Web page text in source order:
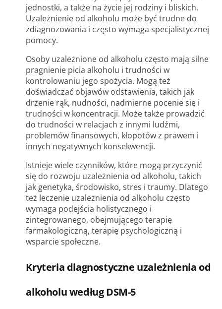
jednostki, a także na życie jej rodziny i bliskich.
Uzależnienie od alkoholu może być trudne do
zdiagnozowania i często wymaga specjalistycznej
pomocy.
Osoby uzależnione od alkoholu często mają silne
pragnienie picia alkoholu i trudności w
kontrolowaniu jego spożycia. Mogą też
doświadczać objawów odstawienia, takich jak
drżenie rąk, nudności, nadmierne pocenie się i
trudności w koncentracji. Może także prowadzić
do trudności w relacjach z innymi ludźmi,
problemów finansowych, kłopotów z prawem i
innych negatywnych konsekwencji.
Istnieje wiele czynników, które mogą przyczynić
się do rozwoju uzależnienia od alkoholu, takich
jak genetyka, środowisko, stres i traumy. Dlatego
też leczenie uzależnienia od alkoholu często
wymaga podejścia holistycznego i
zintegrowanego, obejmującego terapię
farmakologiczną, terapię psychologiczną i
wsparcie społeczne.
Kryteria diagnostyczne uzależnienia od
alkoholu według DSM-5